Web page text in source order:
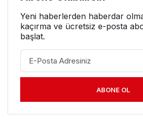
Yeni haberlerden haberdar
kaçırma ve ücretsiz e-posta
başlat.
ABONE OL